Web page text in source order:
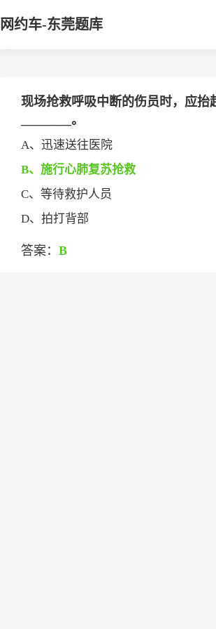
网约车-东莞题库
现场抢救呼吸中断的伤员时，应
________。
A、迅速送往医院
B、施行心肺复苏抢救
C、等待救护人员
D、拍打背部
答案： B